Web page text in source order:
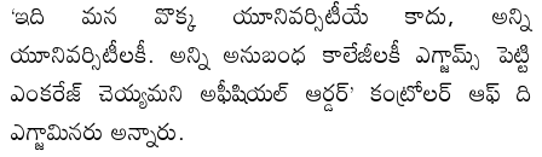
‘ఇది మన వొక్క యూనివర్సిటీయే కాదు, అన్ని
యూనివర్సిటీలకీ. అన్ని అనుబంధ కాలేజీలకీ ఎగ్జామ్స్ పెట్టి
ఎంకరేజ్ చెయ్యమని అఫీషియల్ ఆర్డర్’ కంట్రోలర్ ఆఫ్ ది
ఎగ్జామినరు అన్నారు.